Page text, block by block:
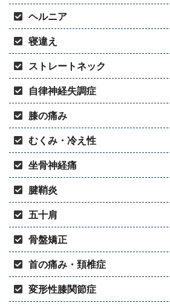
ヘルニア
寝違え
ストレートネック
自律神経失調症
膝の痛み
むくみ・冷え性
坐骨神経痛
腱鞘炎
五十肩
骨盤矯正
首の痛み・頚椎症
変形性膝関節症